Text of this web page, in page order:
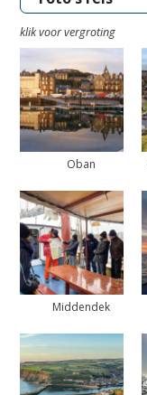
klik voor vergroting
Oban
Middendek